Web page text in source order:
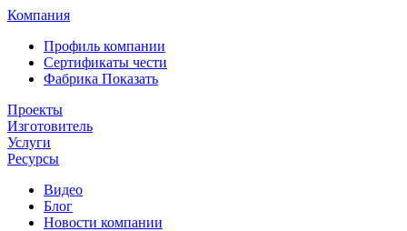
Компания
Профиль компании
Сертификаты чести
Фабрика Показать
Проекты
Изготовитель
Услуги
Ресурсы
Видео
Блог
Новости компании